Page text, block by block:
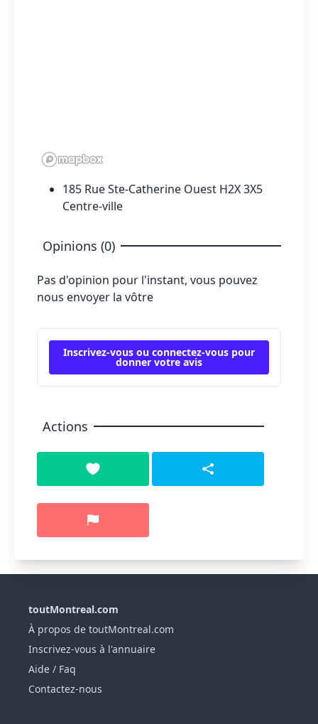
185 Rue Ste-Catherine Ouest H2X 3X5
Centre-ville
Opinions (0)
Pas d'opinion pour l'instant, vous pouvez
nous envoyer la vôtre
Inscrivez-vous ou connectez-vous pour
donner votre avis
Actions
toutMontreal.com
À propos de toutMontreal.com
Inscrivez-vous à l'annuaire
Aide / Faq
Contactez-nous